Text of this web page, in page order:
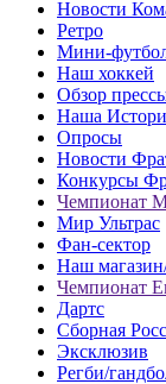
Новости
Ретро
Мини-
Наш хоккей
Обзор
Наша
Опросы
Новости
Конкурсы
Чемпионат
Мир Ультрас
Фан-cектор
Наш
Чемпионат
Дартс
Сборная
Эксклюзив
Регби/